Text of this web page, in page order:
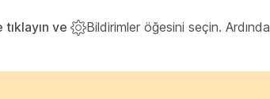
ve Bildirimler öğesini seçin.